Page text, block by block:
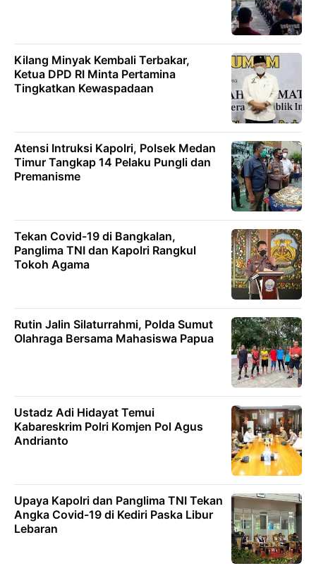
Kilang Minyak Kembali Terbakar,
Ketua DPD RI Minta Pertamina
Tingkatkan Kewaspadaan
Atensi Intruksi Kapolri, Polsek Medan
Timur Tangkap 14 Pelaku Pungli dan
Premanisme
Tekan Covid-19 di Bangkalan,
Panglima TNI dan Kapolri Rangkul
Tokoh Agama
Rutin Jalin Silaturrahmi, Polda Sumut
Olahraga Bersama Mahasiswa Papua
Ustadz Adi Hidayat Temui
Kabareskrim Polri Komjen Pol Agus
Andrianto
Upaya Kapolri dan Panglima TNI Tekan
Angka Covid-19 di Kediri Paska Libur
Lebaran